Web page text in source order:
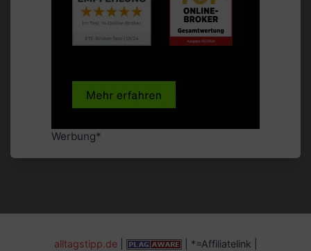
Werbung*
alltagstipp.de| | *=Affiliatelink |